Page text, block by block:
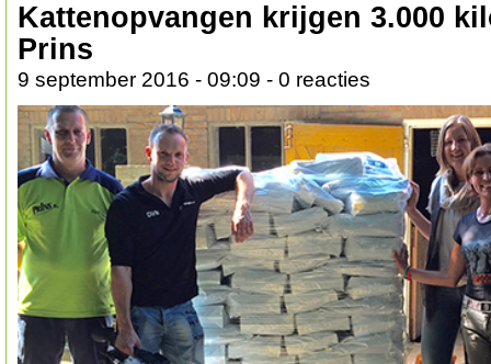
Kattenopvangen krijgen 3.000
Prins
9 september 2016 - 09:09 - 0 reacties